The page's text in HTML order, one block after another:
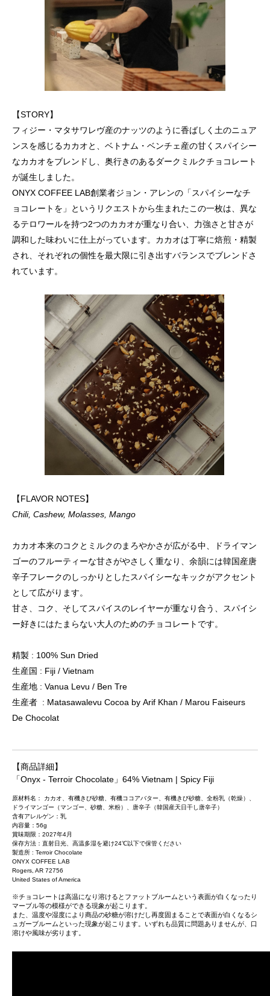
【STORY】
フィジー・マタサワレヴ産のナッツのように香ばしく土のニュア
ンスを感じるカカオと、ベトナム・ベンチェ産の甘くスパイシー
なカカオをブレンドし、奥行きのあるダークミルクチョコレート
が誕生しました。
ONYX COFFEE LAB創業者ジョン・アレンの「スパイシーなチ
ョコレートを」というリクエストから生まれたこの一枚は、異な
るテロワールを持つ2つのカカオが重なり合い、力強さと甘さが
調和した味わいに仕上がっています。カカオは丁寧に焙煎・精製
され、それぞれの個性を最大限に引き出すバランスでブレンドさ
れています。
【FLAVOR NOTES】
Chili, Cashew, Molasses, Mango
カカオ本来のコクとミルクのまろやかさが広がる中、ドライマン
ゴーのフルーティーな甘さがやさしく重なり、余韻には韓国産唐
辛子フレークのしっかりとしたスパイシーなキックがアクセント
として広がります。
甘さ、コク、そしてスパイスのレイヤーが重なり合う、スパイシ
ー好きにはたまらない大人のためのチョコレートです。
精製 : 100% Sun Dried
生産国 : Fiji / Vietnam
生産地 : Vanua Levu / Ben Tre
生産者 : Matasawalevu Cocoa by Arif Khan / Marou Faiseurs
De Chocolat
【商品詳細】
「Onyx - Terroir Chocolate」64% Vietnam | Spicy Fiji
原材料名： カカオ、有機きび砂糖、有機ココアバター、有機きび砂糖、全粉乳（乾燥）、
ドライマンゴー（マンゴー、砂糖、米粉）、唐辛子（韓国産天日干し唐辛子）
含有アレルゲン：乳
内容量：56g
賞味期限：2027年4月
保存方法：直射日光、高温多湿を避け24℃以下で保管ください
製造所 : Terroir Chocolate
ONYX COFFEE LAB
Rogers, AR 72756
United States of America
※チョコレートは高温になり溶けるとファットブルームという表面が白くなったり
マーブル等の模様ができる現象が起こります。
また、温度や湿度により商品の砂糖が溶けだし再度固まることで表面が白くなるシ
ュガーブルームといった現象が起こります。いずれも品質に問題ありませんが、口
溶けや風味が劣ります。